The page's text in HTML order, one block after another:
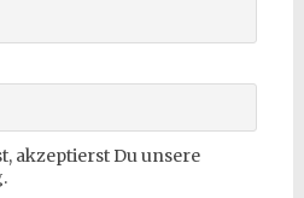
akzeptierst Du unsere